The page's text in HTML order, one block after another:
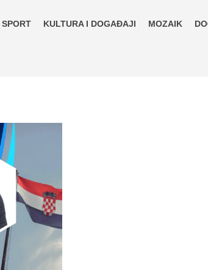
SPORT KULTURA I DOGAĐAJI MOZAIK